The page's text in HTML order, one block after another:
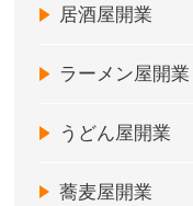
居酒屋開業
ラーメン屋開業
うどん屋開業
蕎麦屋開業